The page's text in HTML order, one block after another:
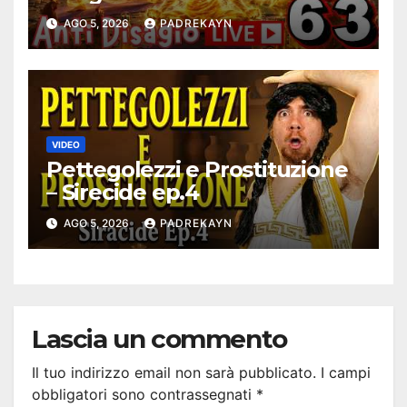
Antidisagio 63
AGO 5, 2026 PADREKAYN
VIDEO
Pettegolezzi e Prostituzione
– Sirecide ep.4
AGO 5, 2026 PADREKAYN
Lascia un commento
Il tuo indirizzo email non sarà pubblicato. I campi
obbligatori sono contrassegnati *